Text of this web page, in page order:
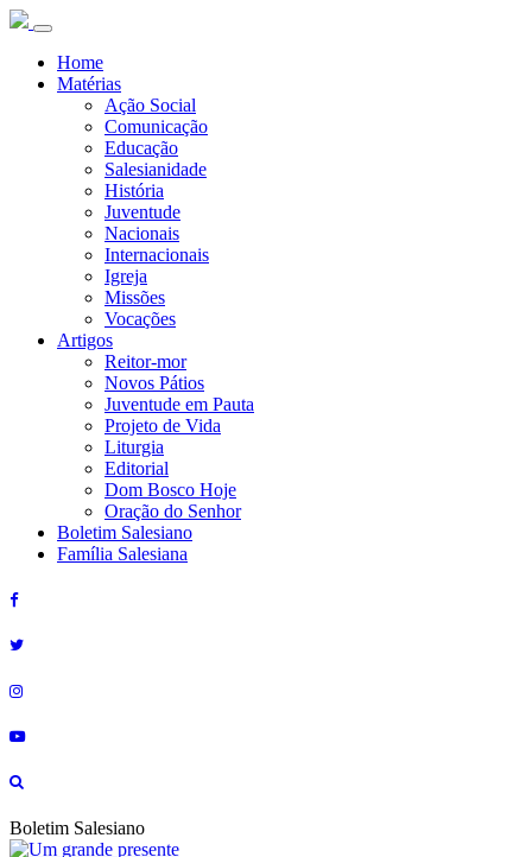
Home
Matérias
Ação Social
Comunicação
Educação
Salesianidade
História
Juventude
Nacionais
Internacionais
Igreja
Missões
Vocações
Artigos
Reitor-mor
Novos Pátios
Juventude em Pauta
Projeto de Vida
Liturgia
Editorial
Dom Bosco Hoje
Oração do Senhor
Boletim Salesiano
Família Salesiana
Boletim Salesiano